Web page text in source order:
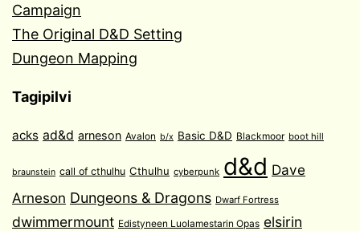
Campaign
The Original D&D Setting
Dungeon Mapping
Tagipilvi
acks ad&d arneson Avalon b/x Basic D&D Blackmoor boot hill
braunstein call of cthulhu Cthulhu cyberpunk d&d Dave
Arneson Dungeons & Dragons Dwarf Fortress
dwimmermount Edistyneen Luolamestarin Opas elsirin